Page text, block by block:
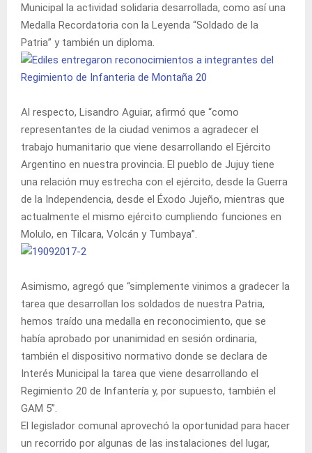
Municipal la actividad solidaria desarrollada, como así una
Medalla Recordatoria con la Leyenda “Soldado de la
Patria” y también un diploma.
Al respecto, Lisandro Aguiar, afirmó que “como
representantes de la ciudad venimos a agradecer el
trabajo humanitario que viene desarrollando el Ejército
Argentino en nuestra provincia. El pueblo de Jujuy tiene
una relación muy estrecha con el ejército, desde la Guerra
de la Independencia, desde el Éxodo Jujeño, mientras que
actualmente el mismo ejército cumpliendo funciones en
Molulo, en Tilcara, Volcán y Tumbaya”.
Asimismo, agregó que “simplemente vinimos a gradecer la
tarea que desarrollan los soldados de nuestra Patria,
hemos traído una medalla en reconocimiento, que se
había aprobado por unanimidad en sesión ordinaria,
también el dispositivo normativo donde se declara de
Interés Municipal la tarea que viene desarrollando el
Regimiento 20 de Infantería y, por supuesto, también el
GAM 5”.
El legislador comunal aprovechó la oportunidad para hacer
un recorrido por algunas de las instalaciones del lugar,